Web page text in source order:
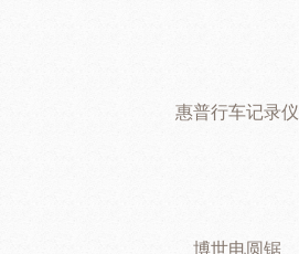
惠普行车记录仪
博世电圆锯